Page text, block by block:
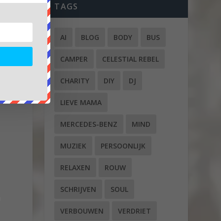
TAGS
AI BLOG BODY BUS
CAMPER CELESTIAL REBEL
CHARITY DIY DJ
LIEVE MAMA
MERCEDES-BENZ MIND
MUZIEK PERSOONLIJK
RELAXEN ROUW
SCHRIJVEN SOUL
VERBOUWEN VERDRIET